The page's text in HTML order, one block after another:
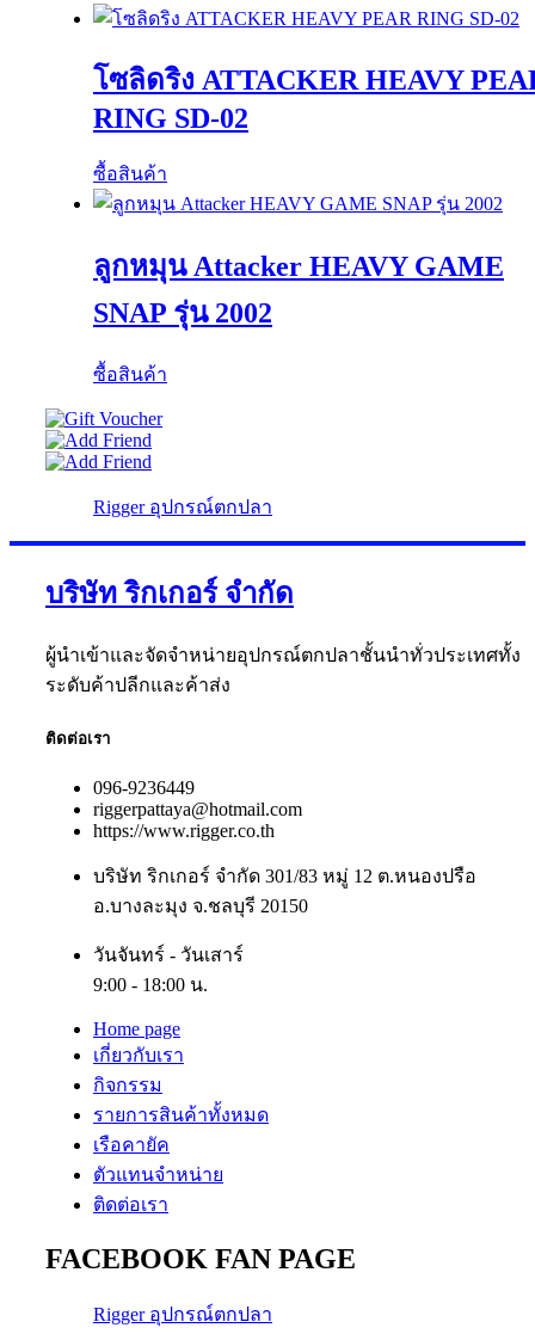
โซลิดริง ATTACKER HEAVY
RING SD-02
ซื้อสินค้า
ลูกหมุน Attacker HEAVY GAME
SNAP รุ่น 2002
ซื้อสินค้า
Rigger อุปกรณ์ตกปลา
บริษัท ริกเกอร์ จำกัด
ผู้นำเข้าและจัดจำหน่ายอุปกรณ์ตกปลาชั้นนำทั่วประเทศทั้ง
ระดับค้าปลีกและค้าส่ง
ติดต่อเรา
096-9236449
riggerpattaya@hotmail.com
https://www.rigger.co.th
บริษัท ริกเกอร์ จำกัด 301/83 หมู่ 12 ต.หนองปรือ
อ.บางละมุง จ.ชลบุรี 20150
วันจันทร์ - วันเสาร์
9:00 - 18:00 น.
Home page
เกี่ยวกับเรา
กิจกรรม
รายการสินค้าทั้งหมด
เรือคายัค
ตัวแทนจำหน่าย
ติดต่อเรา
FACEBOOK FAN PAGE
Rigger อุปกรณ์ตกปลา